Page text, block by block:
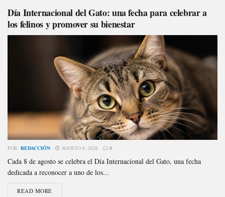
Día Internacional del Gato: una fecha para celebrar a
los felinos y promover su bienestar
POR: REDACCIÓN AGOSTO 8, 2026 0
Cada 8 de agosto se celebra el Día Internacional del Gato, una fecha
dedicada a reconocer a uno de los...
READ MORE